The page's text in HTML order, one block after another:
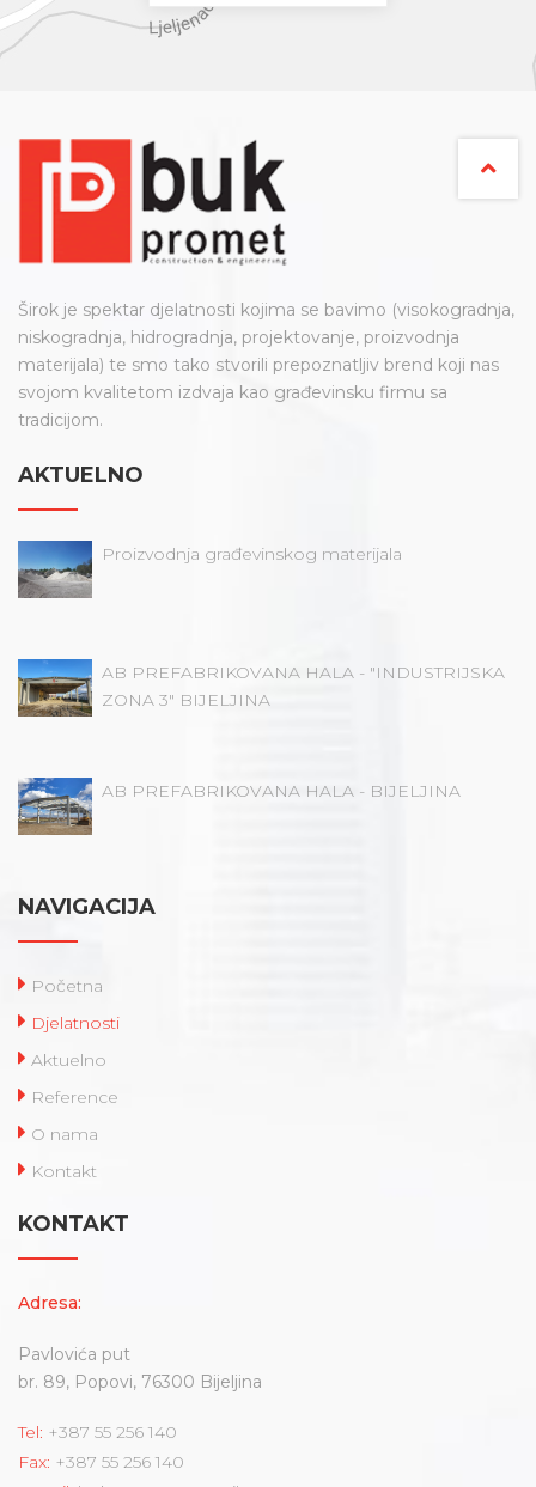
Širok je spektar djelatnosti kojima se bavimo (visokogradnja,
niskogradnja, hidrogradnja, projektovanje, proizvodnja
materijala) te smo tako stvorili prepoznatljiv brend koji nas
svojom kvalitetom izdvaja kao građevinsku firmu sa
tradicijom.
AKTUELNO
Proizvodnja građevinskog materijala
AB PREFABRIKOVANA HALA - "INDUSTRIJSKA
ZONA 3" BIJELJINA
AB PREFABRIKOVANA HALA - BIJELJINA
NAVIGACIJA
Početna
Djelatnosti
Aktuelno
Reference
O nama
Kontakt
KONTAKT
Adresa:
Pavlovića put
br. 89, Popovi, 76300 Bijeljina
Tel: +387 55 256 140
Fax: +387 55 256 140